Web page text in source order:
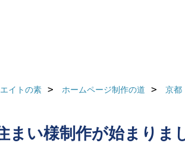
イトの素 ホームページ制作の道 京都
まい様制作が始まりま